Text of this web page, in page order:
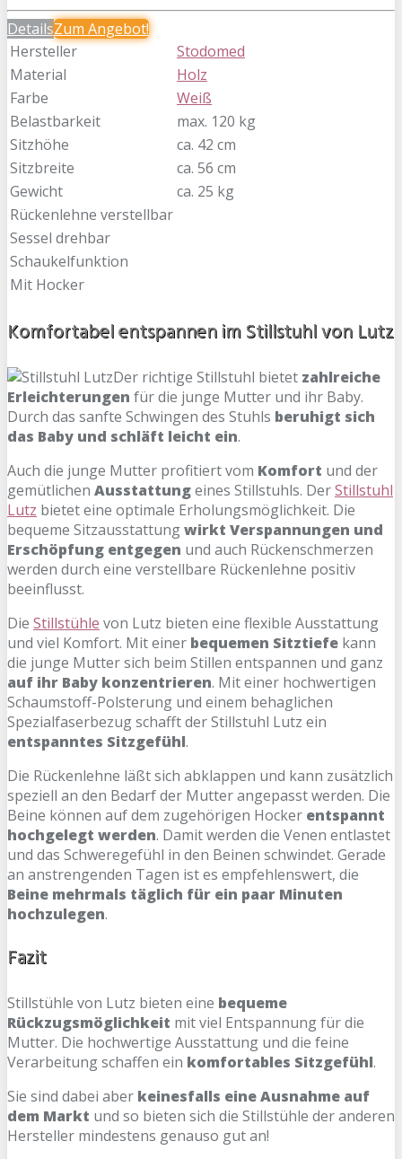
DetailsZum Angebot!
Hersteller
Stodomed
Material
Holz
Farbe
Weiß
Belastbarkeit
max. 120 kg
Sitzhöhe
ca. 42 cm
Sitzbreite
ca. 56 cm
Gewicht
ca. 25 kg
Rückenlehne verstellbar
Sessel drehbar
Schaukelfunktion
Mit Hocker
Komfortabel entspannen im Stillstuhl von Lutz
Der richtige Stillstuhl bietet zahlreiche
Erleichterungen für die junge Mutter und ihr Baby.
Durch das sanfte Schwingen des Stuhls beruhigt sich
das Baby und schläft leicht ein.
Auch die junge Mutter profitiert vom Komfort und der
gemütlichen Ausstattungeines Stillstuhls. DerStillstuhl
Lutz bietet eine optimale Erholungsmöglichkeit. Die
bequeme Sitzausstattungwirkt Verspannungen und
Erschöpfung entgegen und auch Rückenschmerzen
werden durch eine verstellbare Rückenlehne positiv
beeinflusst.
Die Stillstühle von Lutz bieten eine flexible Ausstattung
und viel Komfort. Mit einer bequemen Sitztiefe kann
die junge Mutter sich beim Stillen entspannen und ganz
auf ihr Baby konzentrieren. Mit einer hochwertigen
Schaumstoff-Polsterung und einem behaglichen
Spezialfaserbezug schafft der Stillstuhl Lutz ein
entspanntes Sitzgefühl.
Die Rückenlehne läßt sich abklappen und kann zusätzlich
speziell an den Bedarf der Mutter angepasst werden. Die
Beine können auf dem zugehörigen Hocker entspannt
hochgelegt werden. Damit werden die Venen entlastet
und das Schweregefühl in den Beinen schwindet. Gerade
an anstrengenden Tagen ist es empfehlenswert, die
Beine mehrmals täglich für ein paar Minuten
hochzulegen.
Fazit
Stillstühle von Lutz bieten eine bequeme
Rückzugsmöglichkeit mit viel Entspannung für die
Mutter. Die hochwertige Ausstattung und die feine
Verarbeitung schaffen ein komfortables Sitzgefühl.
Sie sind dabei aber keinesfalls eine Ausnahme auf
dem Markt und so bieten sich die Stillstühle der anderen
Hersteller mindestens genauso gut an!